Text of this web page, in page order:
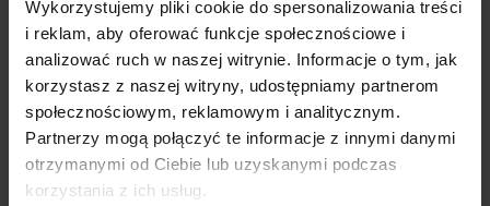
Wykorzystujemy pliki cookie do spersonalizowania treści
i reklam, aby oferować funkcje społecznościowe i
analizować ruch w naszej witrynie. Informacje o tym, jak
korzystasz z naszej witryny, udostępniamy partnerom
społecznościowym, reklamowym i analitycznym.
Partnerzy mogą połączyć te informacje z innymi danymi
otrzymanymi od Ciebie lub uzyskanymi podczas
korzystania z ich usług.
powierzchni falującą wodę.
Dzięki praktycznym
koszyczkom na saszetki z
mediami filtracyjnymi
wymiana wkładów jest
bardzo prosta, a wkłady
można dowolnie wymieniać i
łączyć.